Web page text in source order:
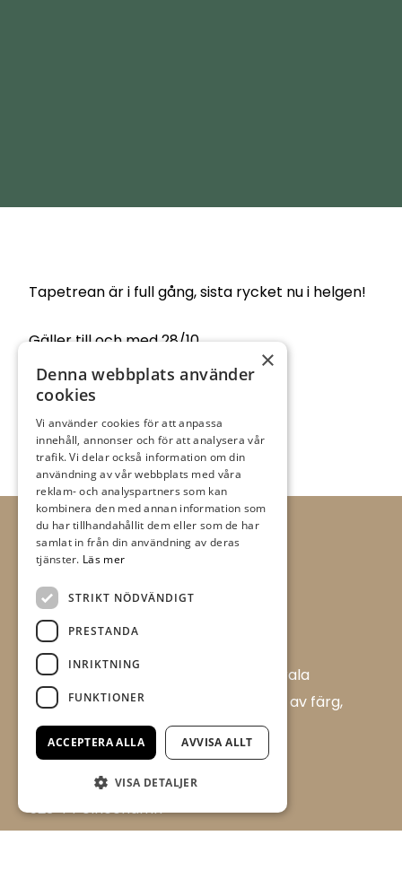
Tapetrean är i full gång, sista rycket nu i helgen!
Gäller till och med 28/10.
Välkomna!
Allt i Färg AB är en färghandel i centrala
Ulricehamn med ett brett sortiment av färg,
tapet och tillbehör.
Flügger Färg, Allt i Färg
Boråsvägen 17 D
523 44 Ulricehamn
×
Denna webbplats använder
cookies
Vi använder cookies för att anpassa
innehåll, annonser och för att analysera vår
trafik. Vi delar också information om din
användning av vår webbplats med våra
reklam- och analyspartners som kan
kombinera den med annan information som
du har tillhandahållit dem eller som de har
samlat in från din användning av deras
tjänster. Läs mer
STRIKT NÖDVÄNDIGT
PRESTANDA
INRIKTNING
FUNKTIONER
ACCEPTERA ALLA AVVISA ALLT
VISA DETALJER